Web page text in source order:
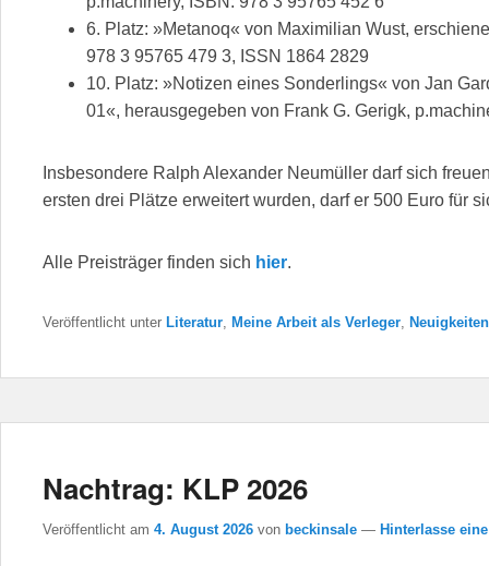
6. Platz: »Metanoq« von Maximilian Wust,
978 3 95765 479 3, ISSN 1864 2829
10. Platz: »Notizen eines Sonderlings« von Jan
01«, herausgegeben von Frank G. Gerigk,
Insbesondere Ralph Alexander Neumüller darf sich
ersten drei Plätze erweitert wurden, darf er 500 Euro für
Alle Preisträger finden sich hier.
Veröffentlicht unter Literatur Meine Arbeit als Verleger Neuigkeiten
Nachtrag: KLP 2026
Veröffentlicht am 4. August 2026 von beckinsale — Hinterlasse